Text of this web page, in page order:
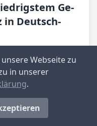
Ge­
in Deutsch­
Webseite zu
in unserer
.